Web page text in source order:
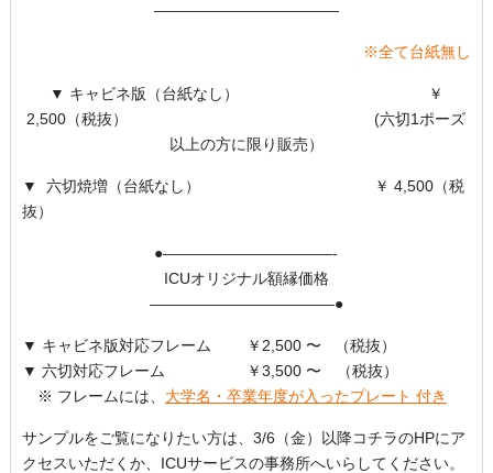
————————————
※全て台紙無し
▼ キャビネ版（台紙なし） ￥
2,500（税抜） (六切1ポーズ
以上の方に限り販売）
▼ 六切焼増（台紙なし） ￥ 4,500（税
抜）
●———————————-
ICUオリジナル額縁価格
————————————●
▼ キャビネ版対応フレーム ￥2,500 〜 （税抜）
▼ 六切対応フレーム ￥3,500 〜 （税抜）
※ フレームには、 大学名・卒業年度が入ったプレート 付き
サンプルをご覧になりたい方は、3/6（金）以降コチラのHPにア
クセスいただくか、ICUサービスの事務所へいらしてください。